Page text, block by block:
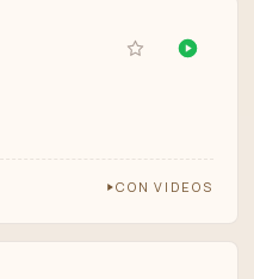
CON VIDEOS